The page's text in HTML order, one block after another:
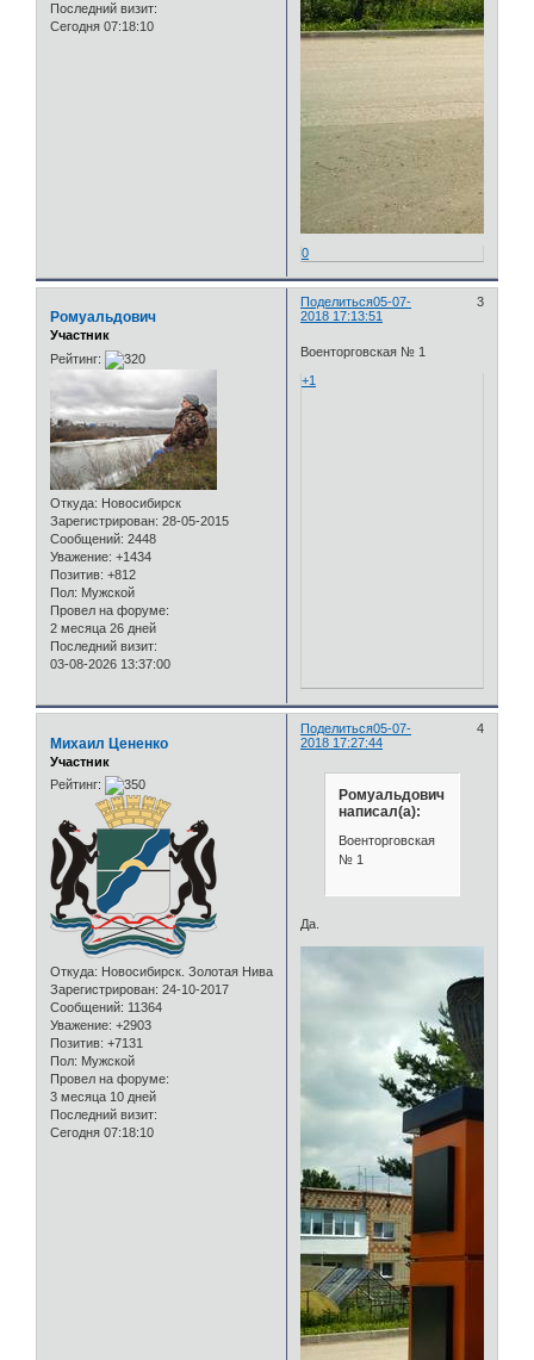
Последний визит:
Сегодня 07:18:10
0
Поделиться 3
05-07-
2018 17:13:51
Ромуальдович
Участник
Рейтинг:
Откуда: Новосибирск
Зарегистрирован: 28-05-2015
Сообщений: 2448
Уважение: +1434
Позитив: +812
Пол: Мужской
Провел на форуме:
2 месяца 26 дней
Последний визит:
03-08-2026 13:37:00
Военторговская № 1
+1
Поделиться 4
05-07-
2018 17:27:44
Михаил Цененко
Участник
Рейтинг:
Откуда: Новосибирск. Золотая Нива
Зарегистрирован: 24-10-2017
Сообщений: 11364
Уважение: +2903
Позитив: +7131
Пол: Мужской
Провел на форуме:
3 месяца 10 дней
Последний визит:
Сегодня 07:18:10
Ромуальдович
написал(а):
Военторговская
№ 1
Да.